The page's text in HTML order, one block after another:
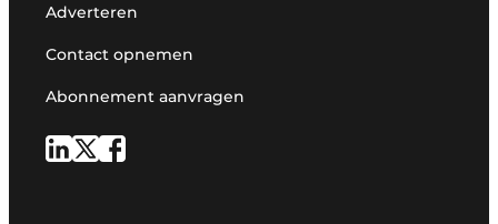
Adverteren
Contact opnemen
Abonnement aanvragen